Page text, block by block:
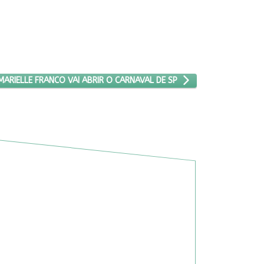
HOMENAGEM A MARIELLE FRANCO VAI ABRIR O CARNAVAL DE SP
FRANCO VAI ABRIR O CARNAVAL DE SP